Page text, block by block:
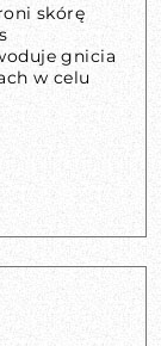
skórę
gnicia
w celu